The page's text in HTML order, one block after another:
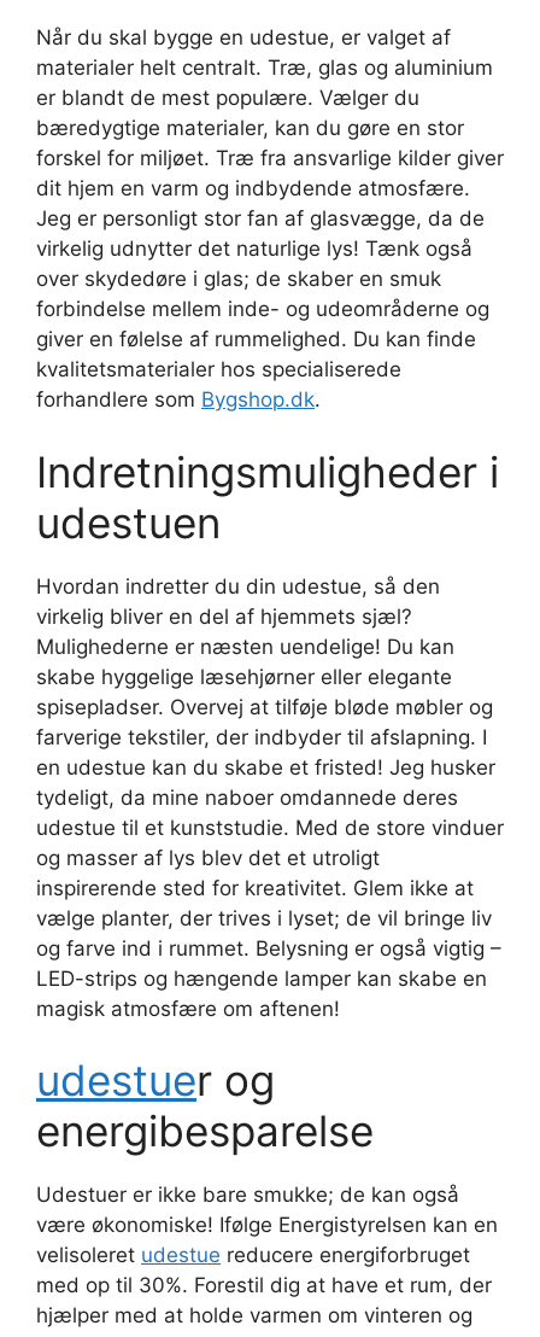
Når du skal bygge en udestue, er valget af
materialer helt centralt. Træ, glas og aluminium
er blandt de mest populære. Vælger du
bæredygtige materialer, kan du gøre en stor
forskel for miljøet. Træ fra ansvarlige kilder giver
dit hjem en varm og indbydende atmosfære.
Jeg er personligt stor fan af glasvægge, da de
virkelig udnytter det naturlige lys! Tænk også
over skydedøre i glas; de skaber en smuk
forbindelse mellem inde- og udeområderne og
giver en følelse af rummelighed. Du kan finde
kvalitetsmaterialer hos specialiserede
forhandlere som Bygshop.dk.
Indretningsmuligheder i
udestuen
Hvordan indretter du din udestue, så den
virkelig bliver en del af hjemmets sjæl?
Mulighederne er næsten uendelige! Du kan
skabe hyggelige læsehjørner eller elegante
spisepladser. Overvej at tilføje bløde møbler og
farverige tekstiler, der indbyder til afslapning. I
en udestue kan du skabe et fristed! Jeg husker
tydeligt, da mine naboer omdannede deres
udestue til et kunststudie. Med de store vinduer
og masser af lys blev det et utroligt
inspirerende sted for kreativitet. Glem ikke at
vælge planter, der trives i lyset; de vil bringe liv
og farve ind i rummet. Belysning er også vigtig –
LED-strips og hængende lamper kan skabe en
magisk atmosfære om aftenen!
udestuer og
energibesparelse
Udestuer er ikke bare smukke; de kan også
være økonomiske! Ifølge Energistyrelsen kan en
velisoleret udestue reducere energiforbruget
med op til 30%. Forestil dig at have et rum, der
hjælper med at holde varmen om vinteren og